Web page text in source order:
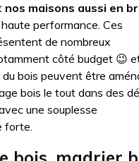
nos maisons aussi en
performance. Ces
de nombreux
côté budget 😉
du bois peuvent être
bois le tout dans des
une souplesse
forte.